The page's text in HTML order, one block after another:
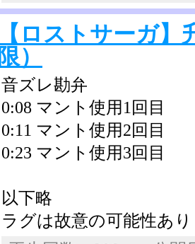
【ロストサーガ
限）
音ズレ勘弁
0:08 マント使用1回目
0:11 マント使用2回目
0:23 マント使用3回目
以下略
ラグは故意の可能性あり